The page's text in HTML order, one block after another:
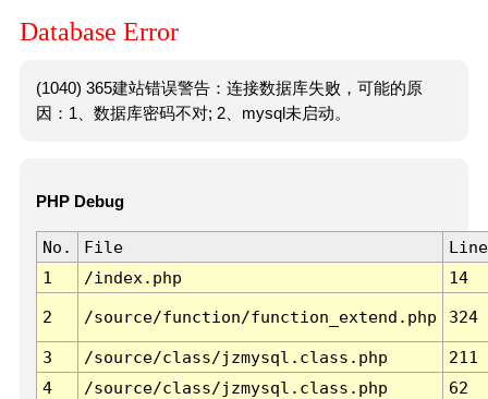
Database Error
(1040) 365建站错误警告：连接数据库失败，可能的原
因：1、数据库密码不对; 2、mysql未启动。
PHP Debug
No. File
Line
1
/index.php 14
2 /source/function/function_extend.php 324
3 /source/class/jzmysql.class.php
211
4
/source/class/jzmysql.class.php
62